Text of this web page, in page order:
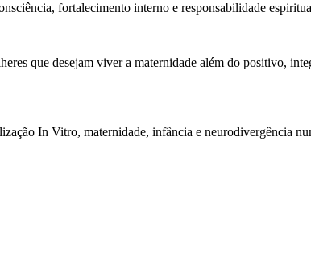
fortalecimento interno e responsabilidade
que desejam viver a maternidade além do positivo,
In Vitro, maternidade, infância e neurodivergência